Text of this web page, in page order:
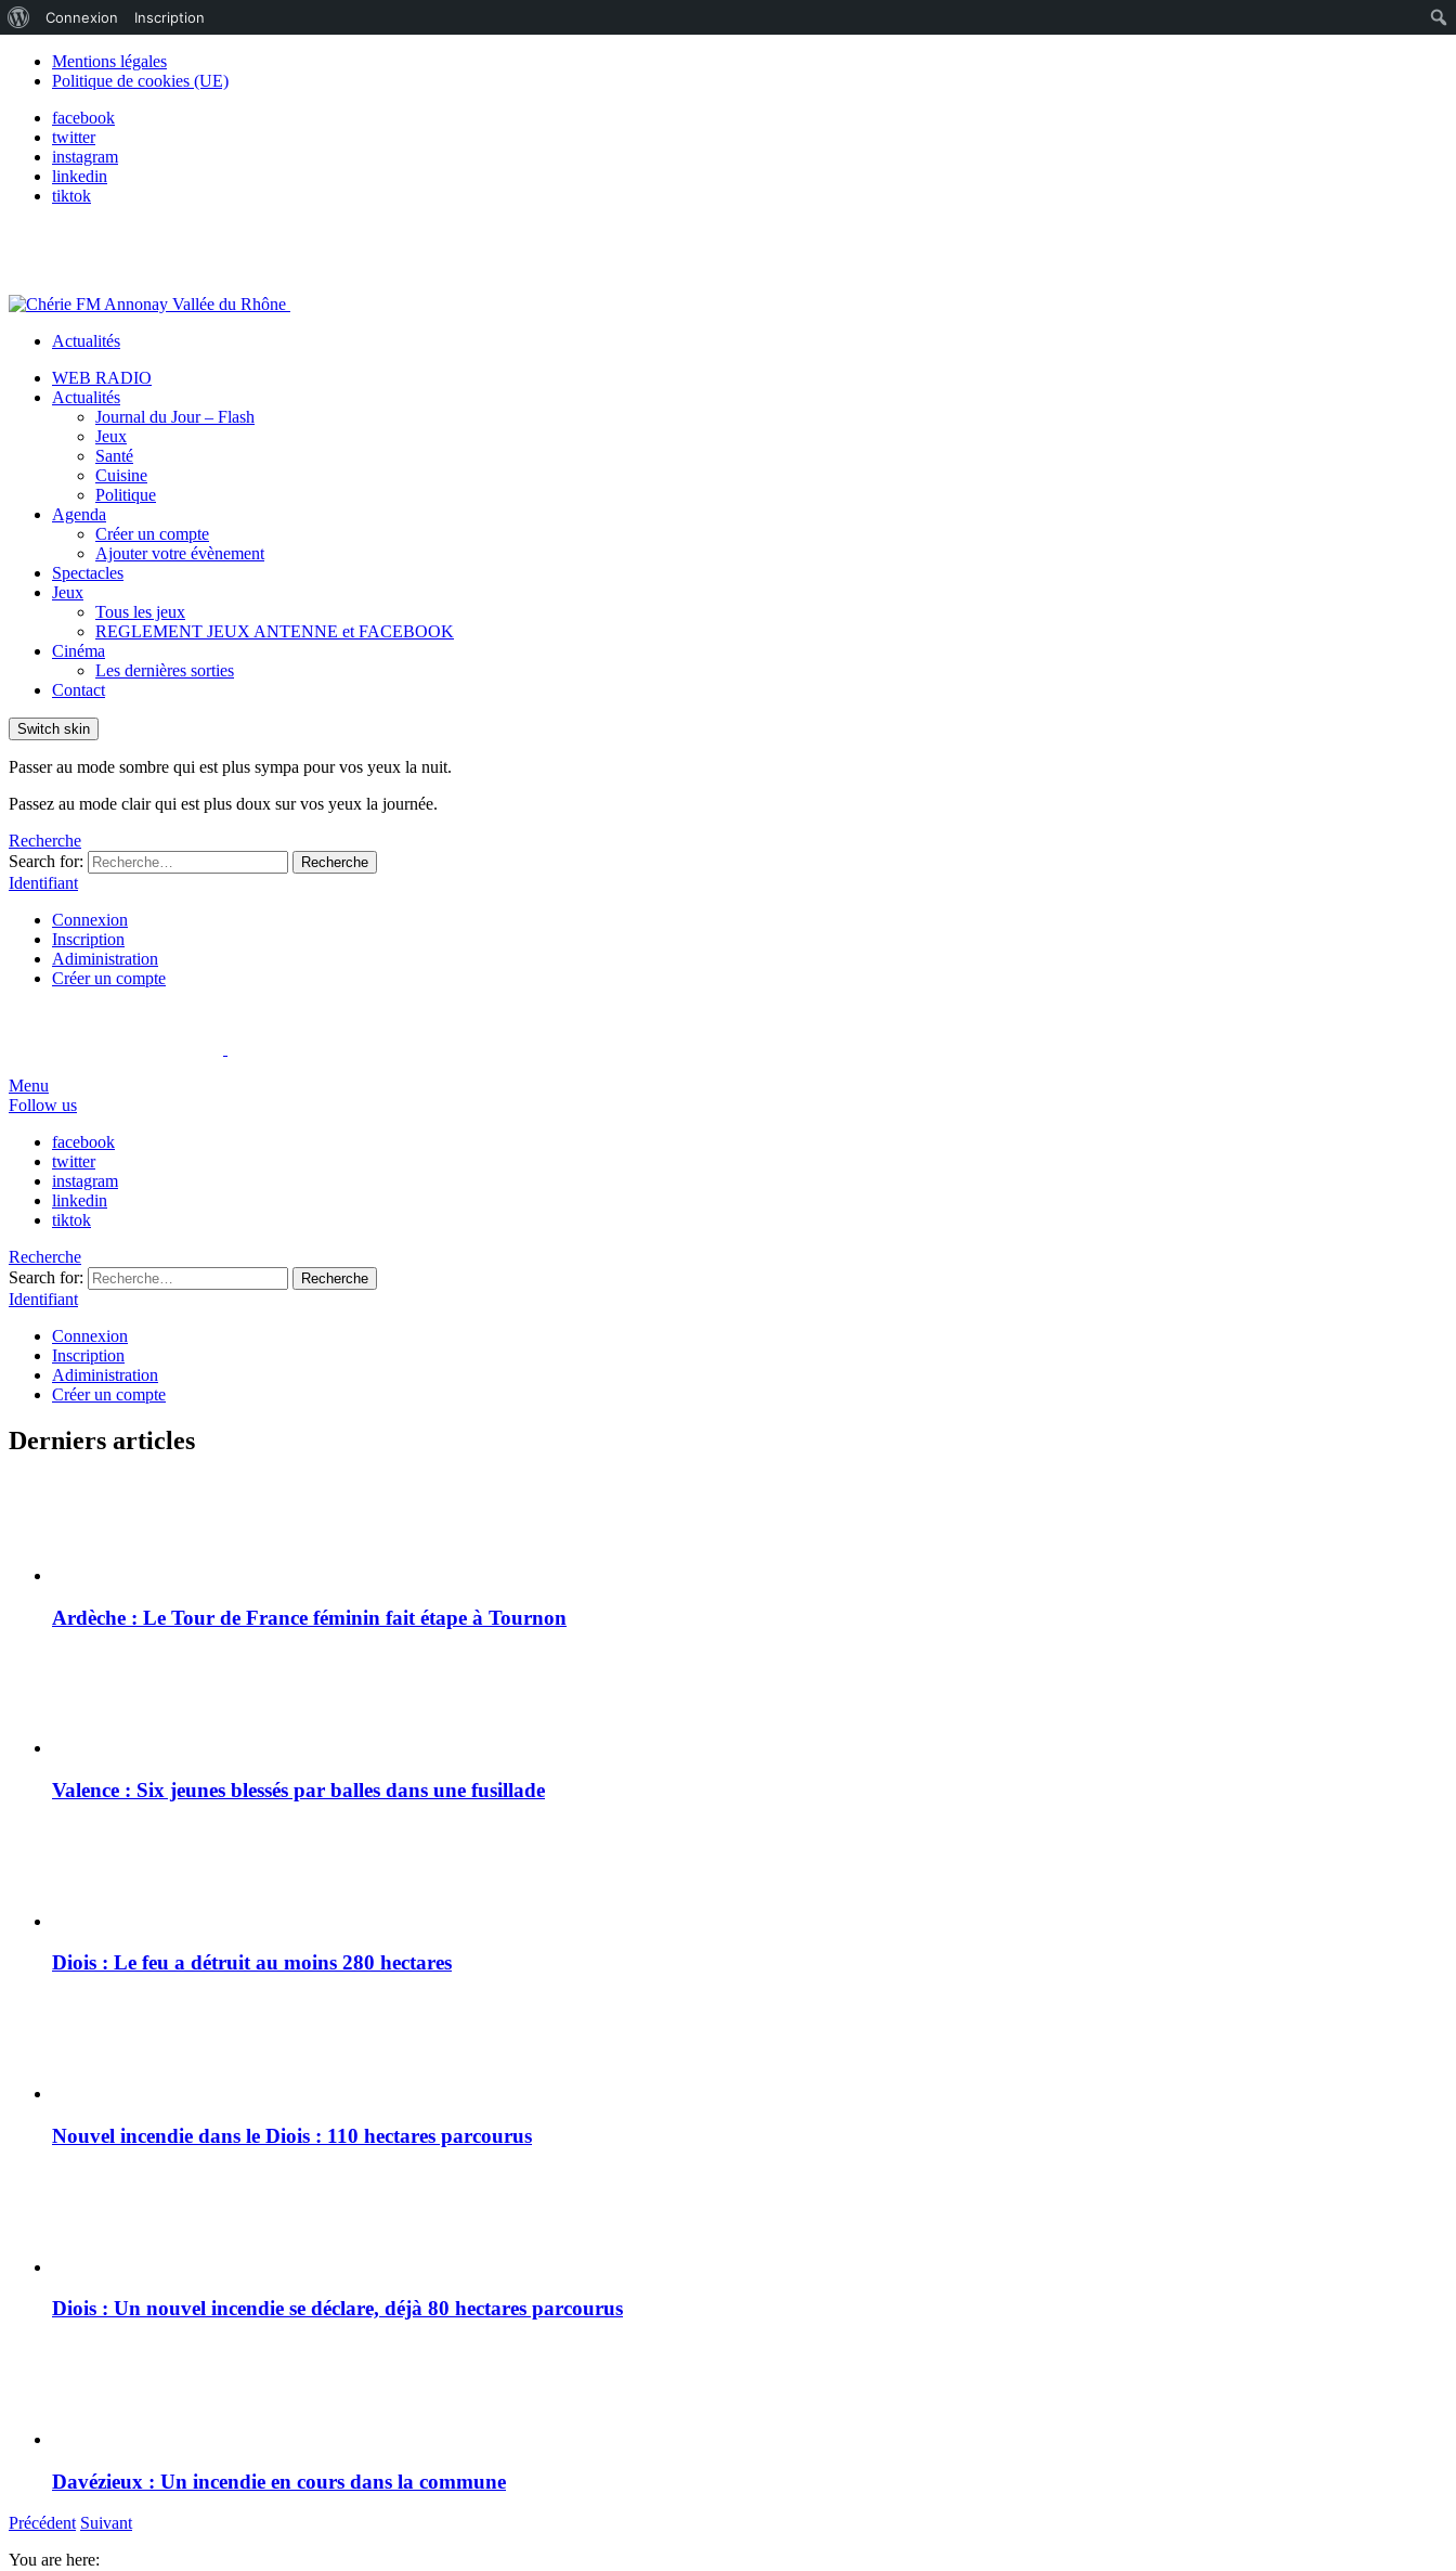
Mentions légales
Politique de cookies (UE)
facebook
twitter
instagram
linkedin
tiktok
Actualités
WEB RADIO
Actualités
Journal du Jour – Flash
Jeux
Santé
Cuisine
Politique
Agenda
Créer un compte
Ajouter votre évènement
Spectacles
Jeux
Tous les jeux
REGLEMENT JEUX ANTENNE et FACEBOOK
Cinéma
Les dernières sorties
Contact
Switch skin
Passer au mode sombre qui est plus sympa pour vos yeux la nuit.
Passez au mode clair qui est plus doux sur vos yeux la journée.
Recherche
Search for:
Recherche
Identifiant
Connexion
Inscription
Adiministration
Créer un compte
Menu
Follow us
facebook
twitter
instagram
linkedin
tiktok
Recherche
Search for:
Recherche
Identifiant
Connexion
Inscription
Adiministration
Créer un compte
Derniers articles
Ardèche : Le Tour de France féminin fait étape à Tournon
Valence : Six jeunes blessés par balles dans une fusillade
Diois : Le feu a détruit au moins 280 hectares
Nouvel incendie dans le Diois : 110 hectares parcourus
Diois : Un nouvel incendie se déclare, déjà 80 hectares parcourus
Davézieux : Un incendie en cours dans la commune
Précédent Suivant
You are here:
de
WordPress
Connexion Inscription